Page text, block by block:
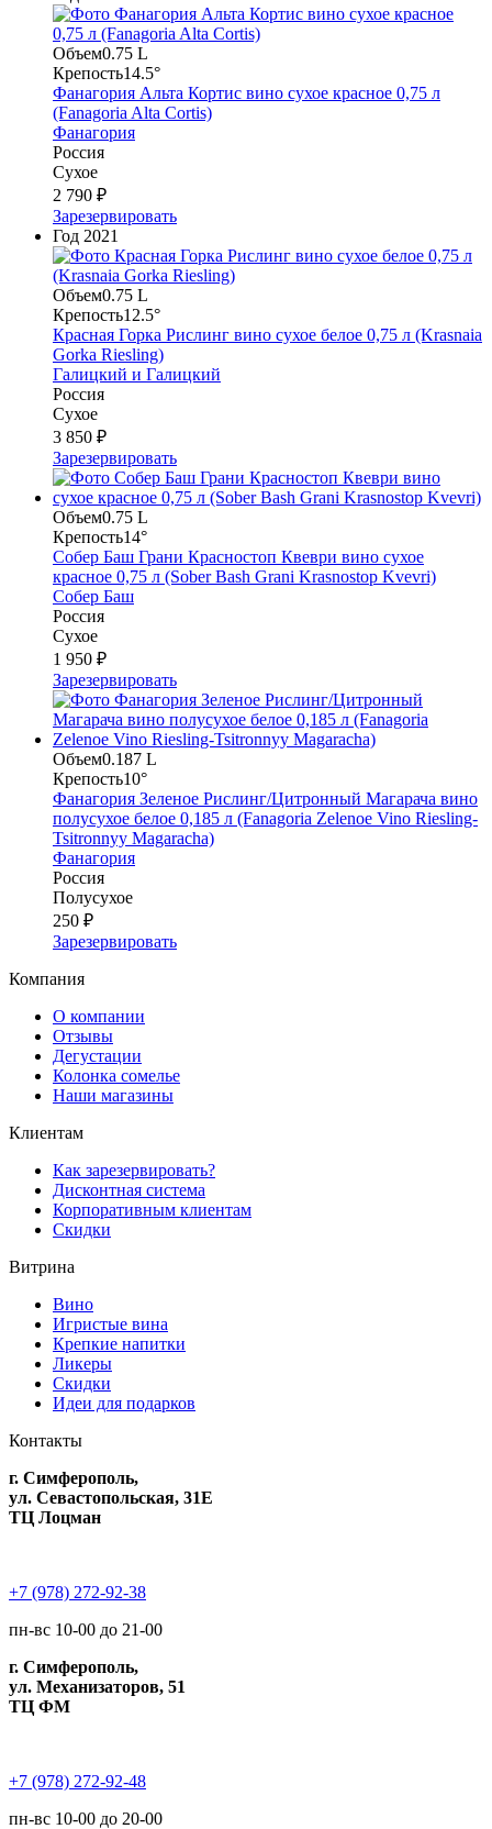
Объем0.75 L
Крепость14.5°
Фанагория Альта Кортис вино сухое красное 0,75 л
(Fanagoria Alta Cortis)
Фанагория
Россия
Сухое
2 790 ₽
Зарезервировать
Год 2021
Объем0.75 L
Крепость12.5°
Красная Горка Рислинг вино сухое белое 0,75 л (Krasnaia
Gorka Riesling)
Галицкий и Галицкий
Россия
Сухое
3 850 ₽
Зарезервировать
Объем0.75 L
Крепость14°
Собер Баш Грани Красностоп Квеври вино сухое
красное 0,75 л (Sober Bash Grani Krasnostop Kvevri)
Собер Баш
Россия
Сухое
1 950 ₽
Зарезервировать
Объем0.187 L
Крепость10°
Фанагория Зеленое Рислинг/Цитронный Магарача вино
полусухое белое 0,185 л (Fanagoria Zelenoe Vino Riesling-
Tsitronnyy Magaracha)
Фанагория
Россия
Полусухое
250 ₽
Зарезервировать
Компания
О компании
Отзывы
Дегустации
Колонка сомелье
Наши магазины
Клиентам
Как зарезервировать?
Дисконтная система
Корпоративным клиентам
Скидки
Витрина
Вино
Игристые вина
Крепкие напитки
Ликеры
Скидки
Идеи для подарков
Контакты
г. Симферополь,
ул. Севастопольская, 31Е
ТЦ Лоцман
+7 (978) 272-92-38
пн-вс 10-00 до 21-00
г. Симферополь,
ул. Механизаторов, 51
ТЦ ФМ
+7 (978) 272-92-48
пн-вс 10-00 до 20-00